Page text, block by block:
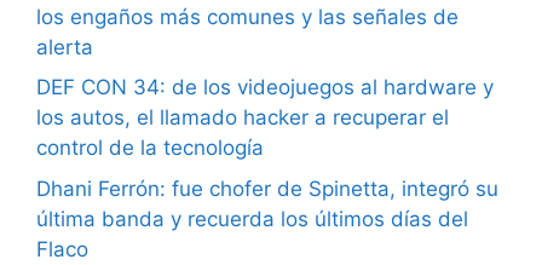
los engaños más comunes y las señales de
alerta
DEF CON 34: de los videojuegos al hardware y
los autos, el llamado hacker a recuperar el
control de la tecnología
Dhani Ferrón: fue chofer de Spinetta, integró su
última banda y recuerda los últimos días del
Flaco